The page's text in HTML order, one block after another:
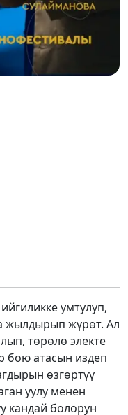
умтулуп,
жылдырып жүрөт. Ал
төрөлө электе
бою атасын издеп
өзгөртүү
уулу менен
кандай болорун